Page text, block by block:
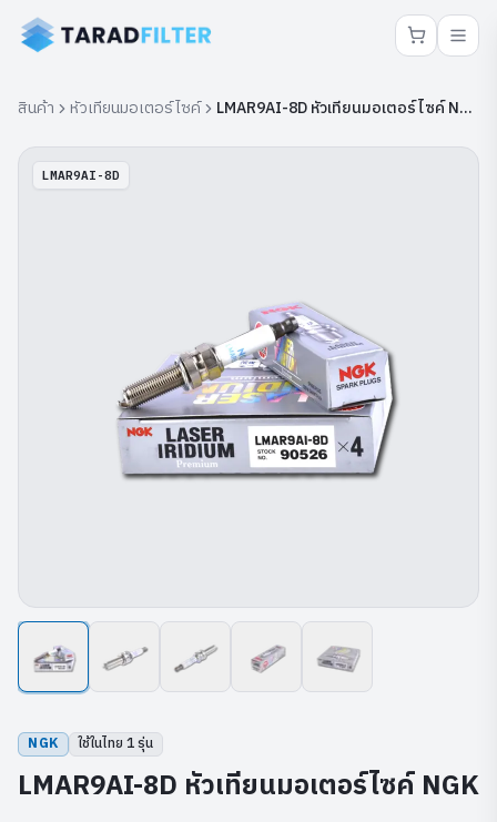
สินค้า หัวเทียนมอเตอร์ไซค์ LMAR9AI-8D หัวเทียนมอเตอร์ไซค์ NGK
LMAR9AI-8D
NGK ใช้ในไทย 1รุ่น
LMAR9AI-8D หัวเทียนมอเตอร์ไซค์ NGK